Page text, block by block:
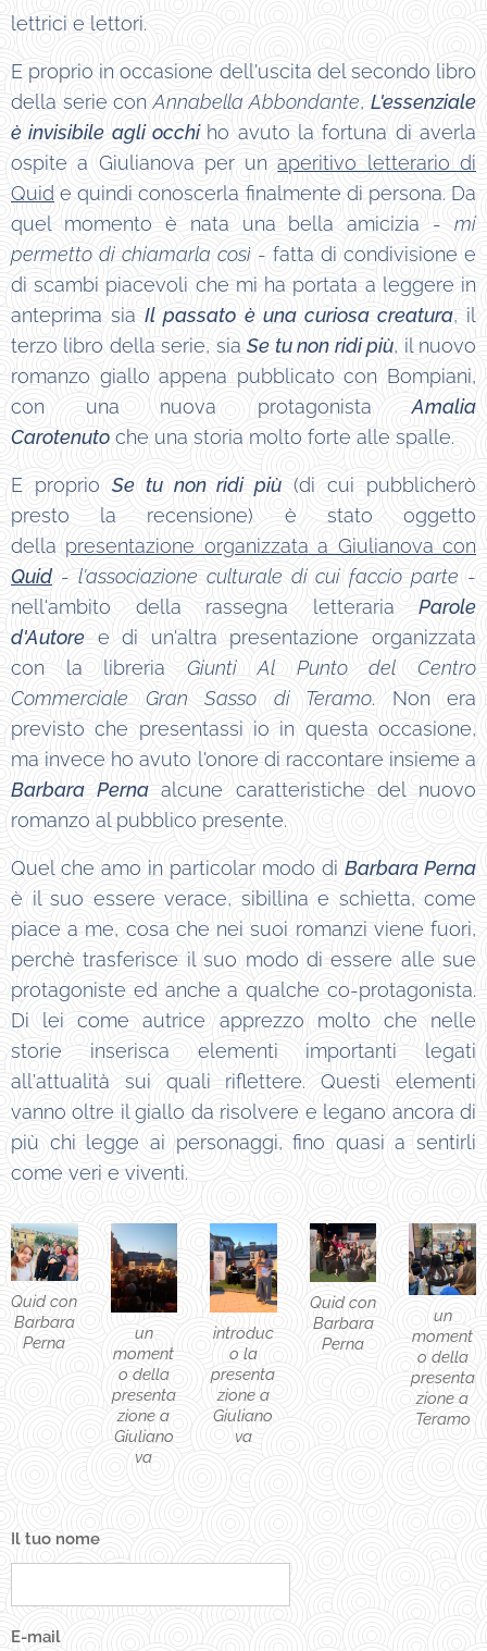
lettrici e lettori.
E proprio in occasione dell'uscita del secondo libro
della serie conAnnabella Abbondante,L'essenziale
è invisibile agli occhi ho avuto la fortuna di averla
ospite a Giulianova per unaperitivo letterario di
Quid e quindi conoscerla finalmente di persona. Da
quel momento è nata una bella amicizia - mi
permetto di chiamarla così - fatta di condivisione e
di scambi piacevoli che mi ha portata a leggere in
anteprima siaIl passato è una curiosa creatura, il
terzo libro della serie, siaSe tu non ridi più, il nuovo
romanzo giallo appena pubblicato con Bompiani,
con una nuova protagonistaAmalia
Carotenuto che una storia molto forte alle spalle.
E proprioSe tu non ridi più (di cui pubblicherò
presto la recensione) è stato oggetto
della presentazione organizzata a Giulianova con
Quid - l'associazione culturale di cui faccio parte -
nell'ambito della rassegna letteraria Parole
d'Autore e di un'altra presentazione organizzata
con la libreria Giunti Al Punto del Centro
Commerciale Gran Sasso di Teramo. Non era
previsto che presentassi io in questa occasione,
ma invece ho avuto l'onore di raccontare insieme a
Barbara Pernaalcune caratteristiche del nuovo
romanzo al pubblico presente.
Quel che amo in particolar modo di Barbara Perna
è il suo essere verace, sibillina e schietta, come
piace a me, cosa che nei suoi romanzi viene fuori,
perchè trasferisce il suo modo di essere alle sue
protagoniste ed anche a qualche co-protagonista.
Di lei come autrice apprezzo molto che nelle
storie inserisca elementi importanti legati
all'attualità sui quali riflettere. Questi elementi
vanno oltre il giallo da risolvere e legano ancora di
più chi legge ai personaggi, fino quasi a sentirli
come veri e viventi.
Quid con
Barbara
Perna
un
moment
o della
presenta
zione a
Giuliano
va
introduc
o la
presenta
zione a
Giuliano
va
Quid con
Barbara
Perna
un
moment
o della
presenta
zione a
Teramo
Il tuo nome
E-mail